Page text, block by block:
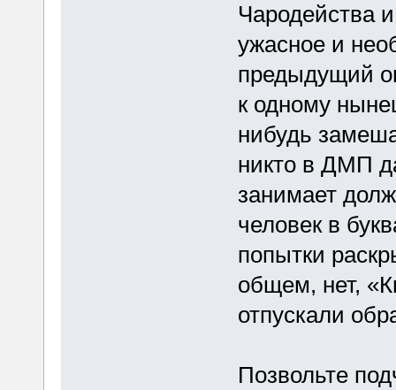
Чародейства
ужасное и
предыдущий
к одному
нибудь
никто в ДМП
занимает
человек в
попытки
общем, нет,
отпускали
Позвольте